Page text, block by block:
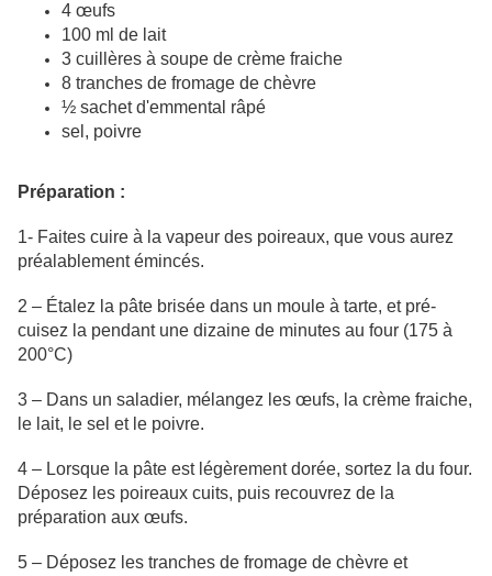
4 œufs
100 ml de lait
3 cuillères à soupe de crème fraiche
8 tranches de fromage de chèvre
½ sachet d'emmental râpé
sel, poivre
Préparation :
1- Faites cuire à la vapeur des poireaux, que vous aurez
préalablement émincés.
2 – Étalez la pâte brisée dans un moule à tarte, et pré-
cuisez la pendant une dizaine de minutes au four (175 à
200°C)
3 – Dans un saladier, mélangez les œufs, la crème fraiche,
le lait, le sel et le poivre.
4 – Lorsque la pâte est légèrement dorée, sortez la du four.
Déposez les poireaux cuits, puis recouvrez de la
préparation aux œufs.
5 – Déposez les tranches de fromage de chèvre et